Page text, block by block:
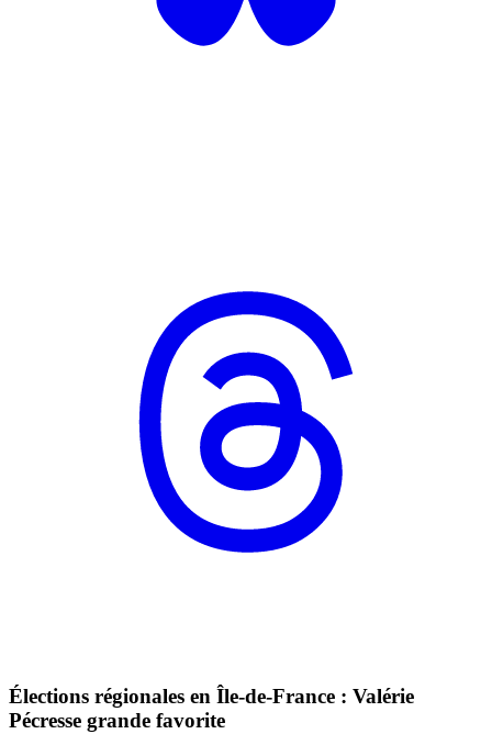
Élections régionales en Île-de-France : Valérie
Pécresse grande favorite